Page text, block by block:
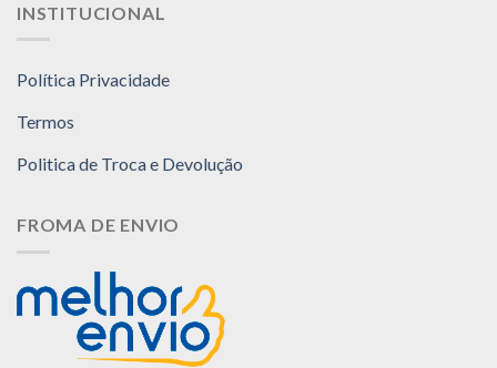
INSTITUCIONAL
Política Privacidade
Termos
Politica de Troca e Devolução
FROMA DE ENVIO